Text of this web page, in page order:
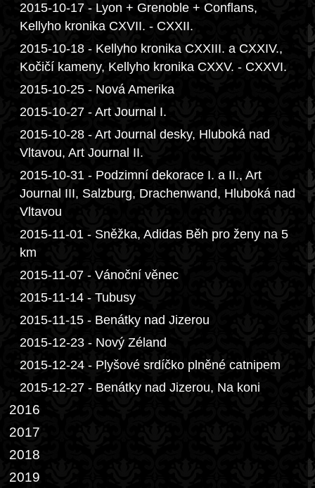
2015-10-17 - Lyon + Grenoble + Conflans,
Kellyho kronika CXVII. - CXXII.
2015-10-18 - Kellyho kronika CXXIII. a CXXIV.,
Kočičí kameny, Kellyho kronika CXXV. - CXXVI.
2015-10-25 - Nová Amerika
2015-10-27 - Art Journal I.
2015-10-28 - Art Journal desky, Hluboká nad
Vltavou, Art Journal II.
2015-10-31 - Podzimní dekorace I. a II., Art
Journal III, Salzburg, Drachenwand, Hluboká nad
Vltavou
2015-11-01 - Sněžka, Adidas Běh pro ženy na 5
km
2015-11-07 - Vánoční věnec
2015-11-14 - Tubusy
2015-11-15 - Benátky nad Jizerou
2015-12-23 - Nový Zéland
2015-12-24 - Plyšové srdíčko plněné catnipem
2015-12-27 - Benátky nad Jizerou, Na koni
2016
2017
2018
2019